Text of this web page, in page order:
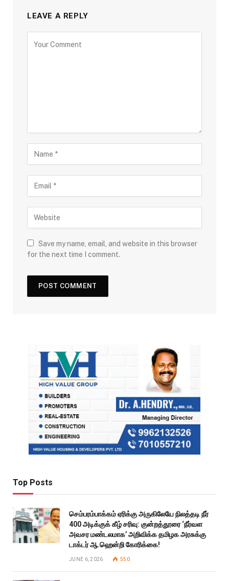
LEAVE A REPLY
Save my name, email, and website in this browser
for the next time I comment.
Top Posts
செம்பரம்பாக்கம் ஏரிக்கு அருகிலேயே நிலத்தடி நீர்
400 அடிக்குக் கீழ் சரிவு: குன்றத்தூரை ‘நீர்வள
அவசர மண்டலமாக’ அறிவிக்க தமிழக அரசுக்கு
டாக்டர் ஆ.ஹென்றி கோரிக்கை!
JUNE 6, 2026 550